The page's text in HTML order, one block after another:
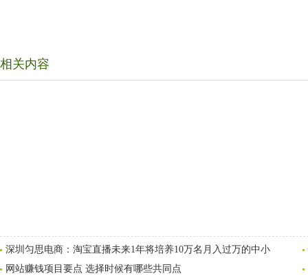
相关内容
深圳匀思电商：淘宝直播未来1年将培养10万名月入过万的中小
网站赚钱项目要点 选择时候有哪些共同点